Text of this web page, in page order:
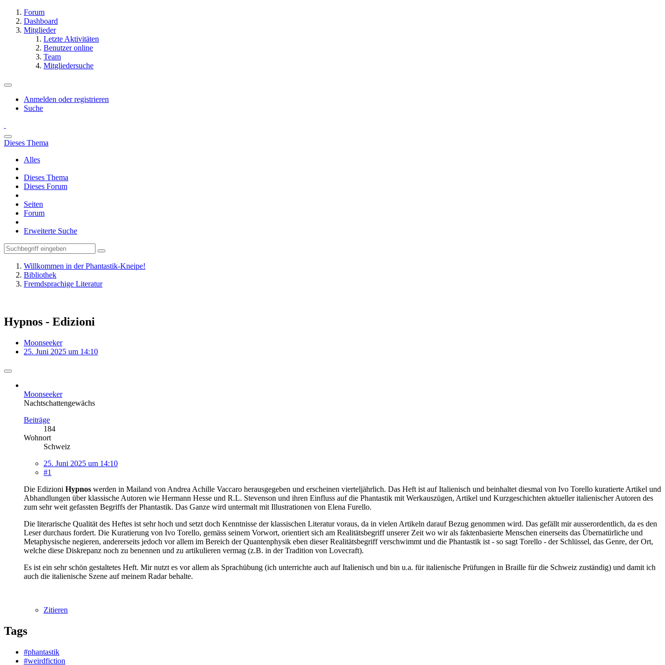
Forum
Dashboard
Mitglieder
Letzte Aktivitäten
Benutzer online
Team
Mitgliedersuche
Anmelden oder registrieren
Suche
Dieses Thema
Alles
Dieses Thema
Dieses Forum
Seiten
Forum
Erweiterte Suche
Willkommen in der Phantastik-Kneipe!
Bibliothek
Fremdsprachige Literatur
Hypnos - Edizioni
Moonseeker
25. Juni 2025 um 14:10
Moonseeker
Nachtschattengewächs
Beiträge
184
Wohnort
Schweiz
25. Juni 2025 um 14:10
#1
Die Edizioni Hypnos werden in Mailand von Andrea Achille Vaccaro herausgegeben und erscheinen vierteljährlich. Das Heft ist auf Italienisch und beinhaltet diesmal von Ivo Torello kuratierte Artikel und
Abhandlungen über klassische Autoren wie Hermann Hesse und R.L. Stevenson und ihren Einfluss auf die Phantastik mit Werkauszügen, Artikel und Kurzgeschichten aktueller italienischer Autoren des
zum sehr weit gefassten Begriffs der Phantastik. Das Ganze wird untermalt mit Illustrationen von Elena Furello.
Die literarische Qualität des Heftes ist sehr hoch und setzt doch Kenntnisse der klassischen Literatur voraus, da in vielen Artikeln darauf Bezug genommen wird. Das gefällt mir ausserordentlich, da es den
Leser durchaus fordert. Die Kuratierung von Ivo Torello, gemäss seinem Vorwort, orientiert sich am Realitätsbegriff unserer Zeit wo wir als faktenbasierte Menschen einerseits das Übernatürliche und
Metaphysische negieren, andererseits jedoch vor allem im Bereich der Quantenphysik eben dieser Realitätsbegriff verschwimmt und die Phantastik ist - so sagt Torello - der Schlüssel, das Genre, der Ort,
welche diese Diskrepanz noch zu benennen und zu artikulieren vermag (z.B. in der Tradition von Lovecraft).
Es ist ein sehr schön gestaltetes Heft. Mir nutzt es vor allem als Sprachübung (ich unterrichte auch auf Italienisch und bin u.a. für italienische Prüfungen in Braille für die Schweiz zuständig) und damit ich
auch die italienische Szene auf meinem Radar behalte.
Zitieren
Tags
#phantastik
#weirdfiction